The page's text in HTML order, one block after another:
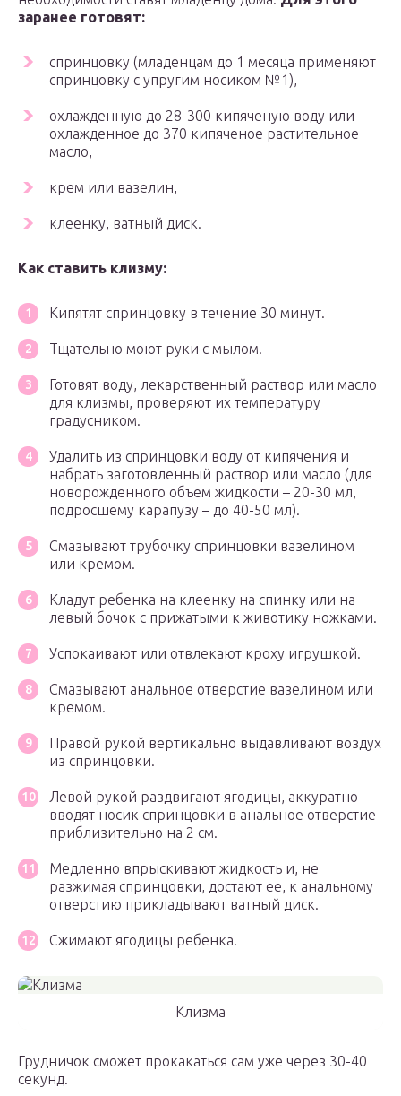
заранее готовят:
спринцовку (младенцам до 1 месяца применяют
спринцовку с упругим носиком №1),
охлажденную до 28-300 кипяченую воду или
охлажденное до 370 кипяченое растительное
масло,
крем или вазелин,
клеенку, ватный диск.
Как ставить клизму:
Кипятят спринцовку в течение 30 минут.
Тщательно моют руки с мылом.
Готовят воду, лекарственный раствор или масло
для клизмы, проверяют их температуру
градусником.
Удалить из спринцовки воду от кипячения и
набрать заготовленный раствор или масло (для
новорожденного объем жидкости – 20-30 мл,
подросшему карапузу – до 40-50 мл).
Смазывают трубочку спринцовки вазелином
или кремом.
Кладут ребенка на клеенку на спинку или на
левый бочок с прижатыми к животику ножками.
Успокаивают или отвлекают кроху игрушкой.
Смазывают анальное отверстие вазелином или
кремом.
Правой рукой вертикально выдавливают воздух
из спринцовки.
Левой рукой раздвигают ягодицы, аккуратно
вводят носик спринцовки в анальное отверстие
приблизительно на 2 см.
Медленно впрыскивают жидкость и, не
разжимая спринцовки, достают ее, к анальному
отверстию прикладывают ватный диск.
Сжимают ягодицы ребенка.
Клизма
Грудничок сможет прокакаться сам уже через 30-40
секунд.